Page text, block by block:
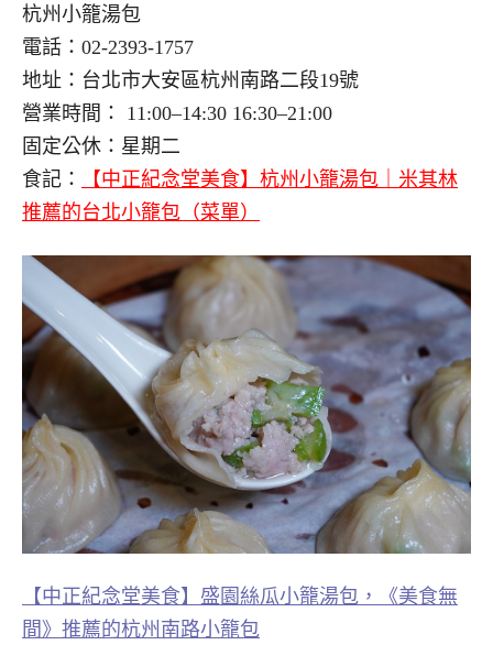
杭州小籠湯包
電話：02-2393-1757
地址：台北市大安區杭州南路二段19號
營業時間： 11:00–14:30 16:30–21:00
固定公休：星期二
食記：
【中正紀念堂美食】杭州小籠湯包｜米其林
推薦的台北小籠包（菜單）
【中正紀念堂美食】盛園絲瓜小籠湯包，《美食無
間》推薦的杭州南路小籠包